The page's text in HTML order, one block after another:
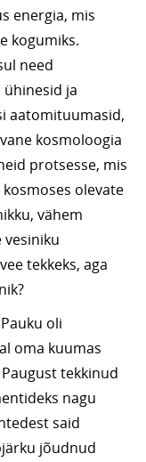
energia, mis
kogumiks.
need
ja
aatomituumasid,
kosmoloogia
protsesse, mis
olevate
vähem
tekkeks, aga
oli
oma kuumas
tekkinud
nagu
said
jõudnud